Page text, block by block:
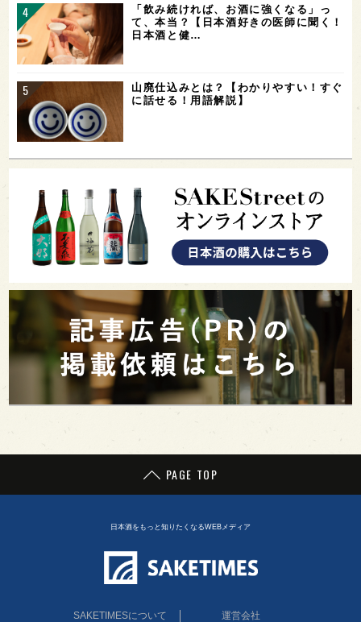
「飲み続ければ、お酒に強くなる」っ
て、本当？【日本酒好きの医師に聞く！
日本酒と健…
山廃仕込みとは？【わかりやすい！すぐ
に話せる！用語解説】
PAGE TOP
日本酒をもっと知りたくなるWEBメディア
SAKETIMESについて
運営会社